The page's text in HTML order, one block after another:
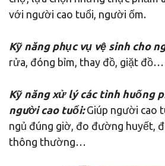
với người cao tuổi, người ốm.
Kỹ năng phục vụ vệ sinh cho
rửa, đóng bỉm, thay đồ, giặt đồ…
Kỹ năng xử lý các tình huống
người cao tuổi:Giúp người cao
ngủ đúng giờ, đo đường huyết,
thông thường…